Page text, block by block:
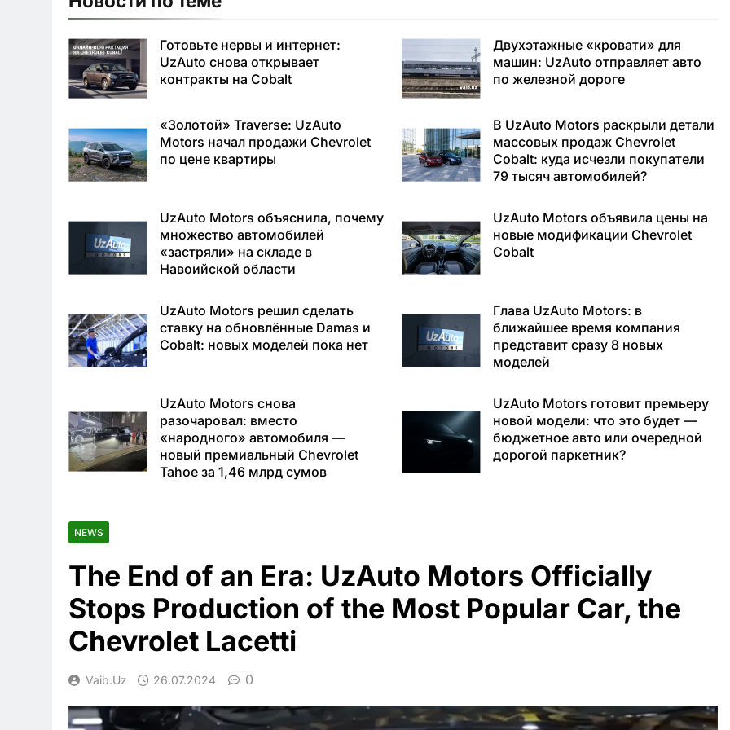
Готовьте нервы и интернет:
UzAuto снова открывает
контракты на Cobalt
Двухэтажные «кровати» для
машин: UzAuto отправляет авто
по железной дороге
«Золотой» Traverse: UzAuto
Motors начал продажи Chevrolet
по цене квартиры
В UzAuto Motors раскрыли детали
массовых продаж Chevrolet
Cobalt: куда исчезли покупатели
79 тысяч автомобилей?
UzAuto Motors объяснила, почему
множество автомобилей
«застряли» на складе в
Навоийской области
UzAuto Motors объявила цены на
новые модификации Chevrolet
Cobalt
UzAuto Motors решил сделать
ставку на обновлённые Damas и
Cobalt: новых моделей пока нет
Глава UzAuto Motors: в
ближайшее время компания
представит сразу 8 новых
моделей
UzAuto Motors снова
разочаровал: вместо
«народного» автомобиля —
новый премиальный Chevrolet
Tahoe за 1,46 млрд сумов
UzAuto Motors готовит премьеру
новой модели: что это будет —
бюджетное авто или очередной
дорогой паркетник?
NEWS
The End of an Era: UzAuto Motors Officially
Stops Production of the Most Popular Car, the
Chevrolet Lacetti
Vaib.uz 26.07.2024 0